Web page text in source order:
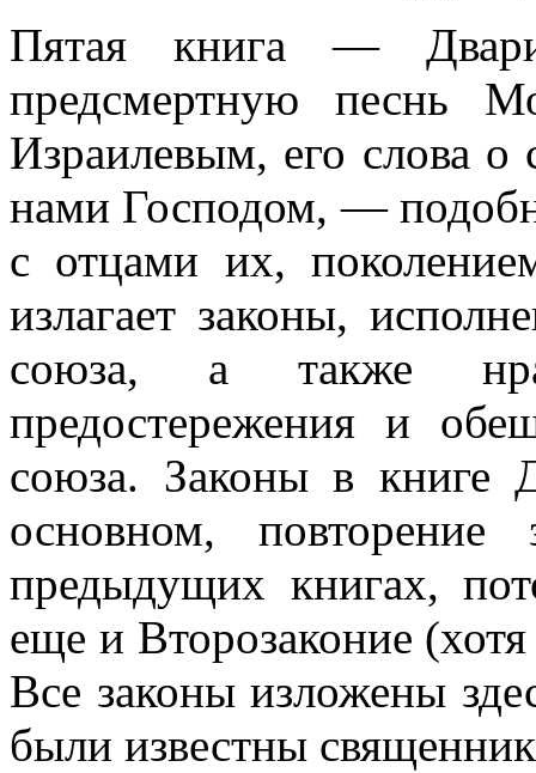
Пятая книга —
предсмертную песнь
Израилевым, его слова о
нами Господом, —
с отцами их,
излагает законы,
союза, а также
предостережения и
союза. Законы в книге
основном,
предыдущих книгах,
еще и Второзаконие
Все законы изложены
были известны